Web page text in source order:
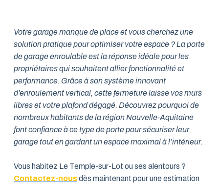
Votre garage manque de place et vous cherchez une
solution pratique pour optimiser votre espace ? La porte
de garage enroulable est la réponse idéale pour les
propriétaires qui souhaitent allier fonctionnalité et
performance. Grâce à son système innovant
d’enroulement vertical, cette fermeture laisse vos murs
libres et votre plafond dégagé. Découvrez pourquoi de
nombreux habitants de la région Nouvelle-Aquitaine
font confiance à ce type de porte pour sécuriser leur
garage tout en gardant un espace maximal à l’intérieur.
Vous habitez Le Temple-sur-Lot ou ses alentours ?
Contactez-nousdès maintenant pour une estimation